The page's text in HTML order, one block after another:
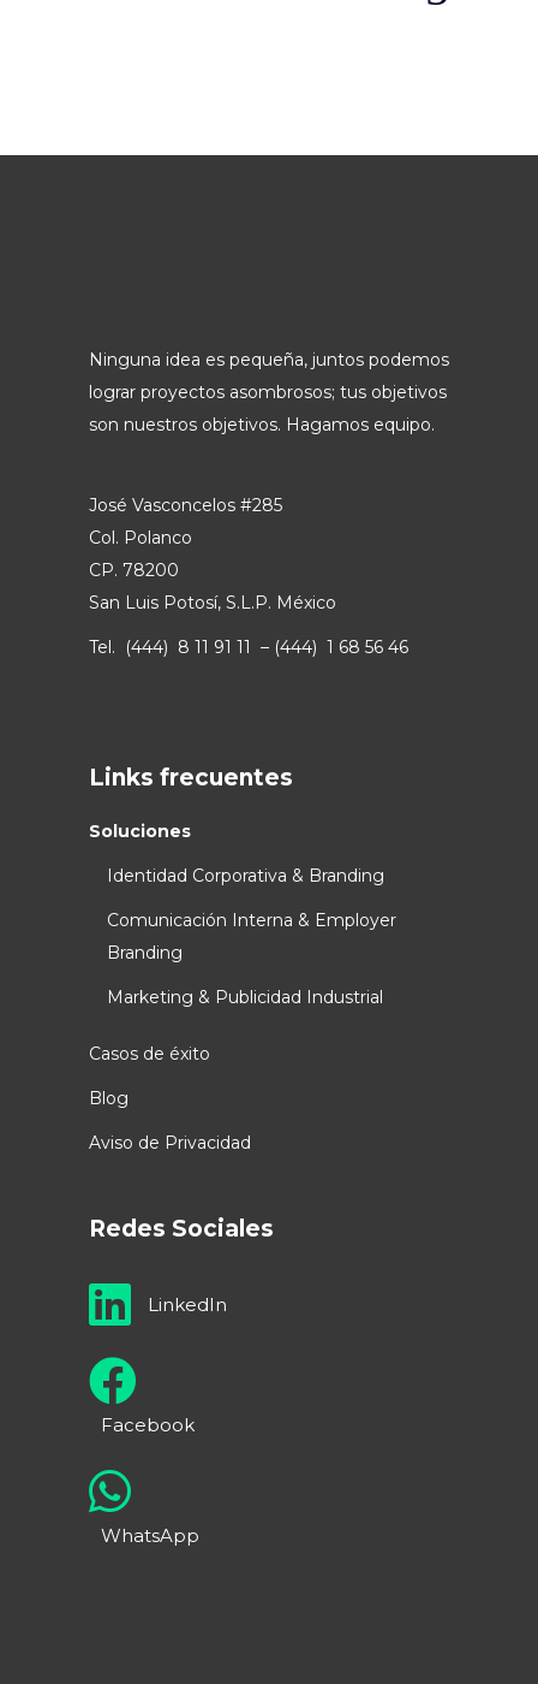
Ninguna idea es pequeña, juntos podemos
lograr proyectos asombrosos; tus objetivos
son nuestros objetivos. Hagamos equipo.
José Vasconcelos #285
Col. Polanco
CP. 78200
San Luis Potosí, S.L.P. México
Tel. (444) 8 11 91 11 – (444) 1 68 56 46
Links frecuentes
Soluciones
Identidad Corporativa & Branding
Comunicación Interna & Employer
Branding
Marketing & Publicidad Industrial
Casos de éxito
Blog
Aviso de Privacidad
Redes Sociales
LinkedIn
Facebook
WhatsApp